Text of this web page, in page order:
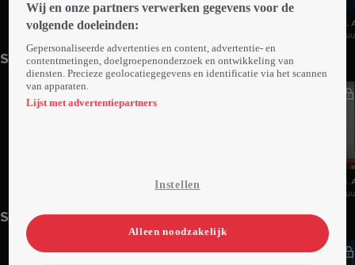
1. Aflevering 1
3.
Seizoen 2
2. Aflevering 2
3.
Seizoen 3
Wij en onze partners verwerken gegevens voor de
volgende doeleinden:
Gepersonaliseerde advertenties en content, advertentie- en
contentmetingen, doelgroepenonderzoek en ontwikkeling van
diensten. Precieze geolocatiegegevens en identificatie via het scannen
van apparaten.
Lijst met advertentiepartners
Instellen
Alleen noodzakelijk